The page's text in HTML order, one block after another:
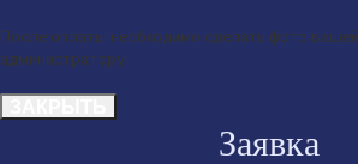
После оплаты необходимо сделать фото
администратору!
Заявка